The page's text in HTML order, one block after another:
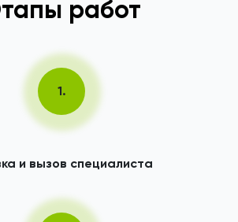
работ
1.
и вызов специалиста